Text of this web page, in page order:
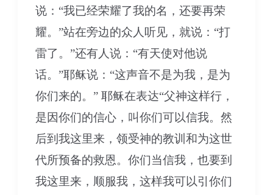
说：“我已经荣耀了我的名，还要再荣
耀。”站在旁边的众人听见，就说：“打
雷了。”还有人说：“有天使对他说
话。”耶稣说：“这声音不是为我，是为
你们来的。” 耶稣在表达“父神这样行，
是因你们的信心，叫你们可以信我。然
后到我这里来，领受神的教训和为这世
代所预备的救恩。你们当信我，也要到
我这里来，顺服我，这样我可以引你们